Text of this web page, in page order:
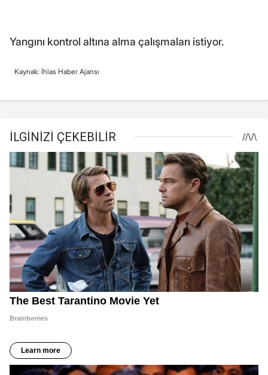
Yangını kontrol altına alma çalışmaları istiyor.
Kaynak: İhlas Haber Ajansı